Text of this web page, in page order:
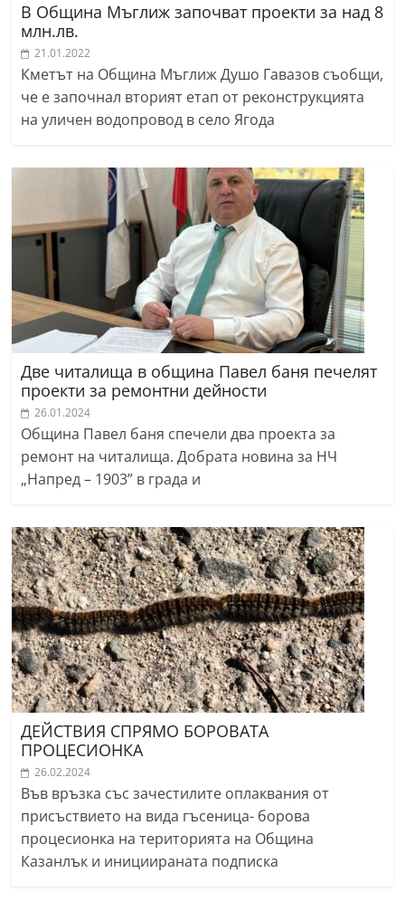
В Община Мъглиж започват проекти за над 8
млн.лв.
21.01.2022
Кметът на Община Мъглиж Душо Гавазов съобщи,
че е започнал вторият етап от реконструкцията
на уличен водопровод в село Ягода
Две читалища в община Павел баня печелят
проекти за ремонтни дейности
26.01.2024
Община Павел баня спечели два проекта за
ремонт на читалища. Добрата новина за НЧ
„Напред – 1903” в града и
ДЕЙСТВИЯ СПРЯМО БОРОВАТА
ПРОЦЕСИОНКА
26.02.2024
Във връзка със зачестилите оплаквания от
присъствието на вида гъсеница- борова
процесионка на територията на Община
Казанлък и инициираната подписка